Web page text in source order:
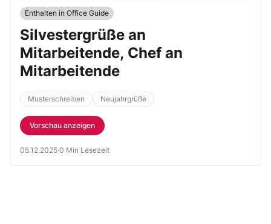
Enthalten in Office Guide
Silvestergrüße an
Mitarbeitende, Chef an
Mitarbeitende
Musterschreiben Neujahrgrüße
Vorschau anzeigen
05.12.2025·0 Min Lesezeit